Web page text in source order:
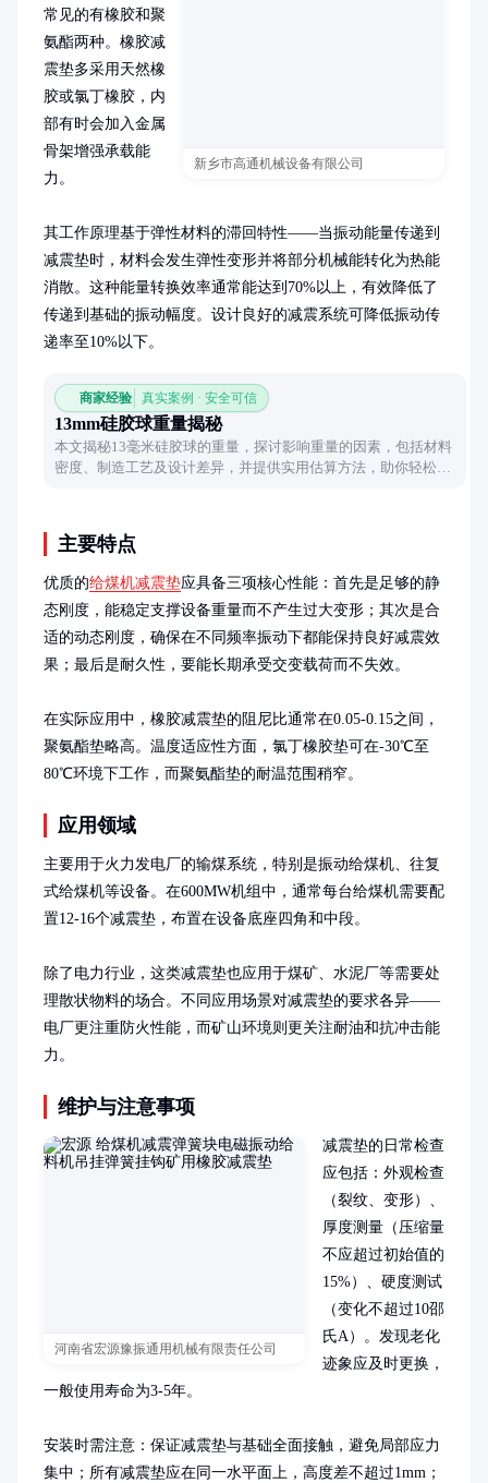
新乡市高通机械设备有限公司
常见的有橡胶和聚
氨酯两种。橡胶减
震垫多采用天然橡
胶或氯丁橡胶，内
部有时会加入金属
骨架增强承载能
力。
其工作原理基于弹性材料的滞回特性——当振动能量传递到
减震垫时，材料会发生弹性变形并将部分机械能转化为热能
消散。这种能量转换效率通常能达到70%以上，有效降低了
传递到基础的振动幅度。设计良好的减震系统可降低振动传
递率至10%以下。
商家经验 真实案例 · 安全可信
13mm硅胶球重量揭秘
本文揭秘13毫米硅胶球的重量，探讨影响重量的因素，包括材料
密度、制造工艺及设计差异，并提供实用估算方法，助你轻松掌
主要特点
优质的给煤机减震垫应具备三项核心性能：首先是足够的静
态刚度，能稳定支撑设备重量而不产生过大变形；其次是合
适的动态刚度，确保在不同频率振动下都能保持良好减震效
果；最后是耐久性，要能长期承受交变载荷而不失效。
在实际应用中，橡胶减震垫的阻尼比通常在0.05-0.15之间，
聚氨酯垫略高。温度适应性方面，氯丁橡胶垫可在-30℃至
80℃环境下工作，而聚氨酯垫的耐温范围稍窄。
应用领域
主要用于火力发电厂的输煤系统，特别是振动给煤机、往复
式给煤机等设备。在600MW机组中，通常每台给煤机需要配
置12-16个减震垫，布置在设备底座四角和中段。
除了电力行业，这类减震垫也应用于煤矿、水泥厂等需要处
理散状物料的场合。不同应用场景对减震垫的要求各异——
电厂更注重防火性能，而矿山环境则更关注耐油和抗冲击能
力。
维护与注意事项
河南省宏源豫振通用机械有限责任公司
减震垫的日常检查
应包括：外观检查
（裂纹、变形）、
厚度测量（压缩量
不应超过初始值的
15%）、硬度测试
（变化不超过10邵
氏A）。发现老化
迹象应及时更换，
一般使用寿命为3-5年。
安装时需注意：保证减震垫与基础全面接触，避免局部应力
集中；所有减震垫应在同一水平面上，高度差不超过1mm；